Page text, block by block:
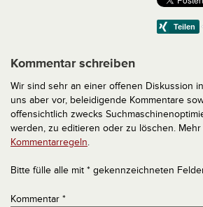
Kommentar schreiben
Wir sind sehr an einer offenen Diskussion
uns aber vor, beleidigende Kommentare
offensichtlich zwecks
werden, zu editieren oder zu löschen.
Kommentarregeln.
Bitte fülle alle mit * gekennzeichneten
Kommentar *